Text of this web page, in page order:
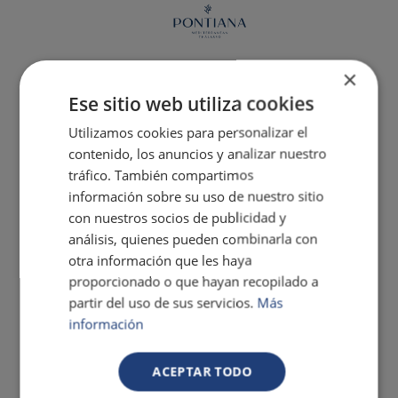
×
Ese sitio web utiliza cookies
Utilizamos cookies para personalizar el
contenido, los anuncios y analizar nuestro
tráfico. También compartimos
información sobre su uso de nuestro sitio
con nuestros socios de publicidad y
análisis, quienes pueden combinarla con
otra información que les haya
proporcionado o que hayan recopilado a
partir del uso de sus servicios. Más
información
ACEPTAR TODO